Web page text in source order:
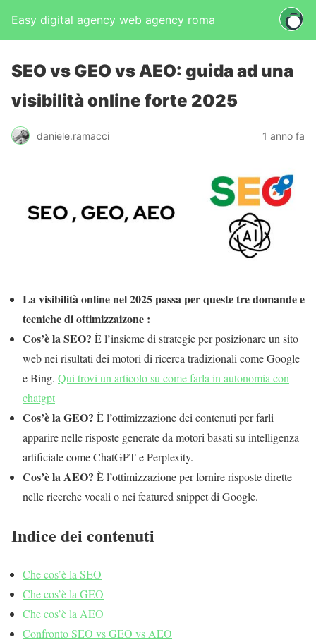
Easy digital agency web agency roma
SEO vs GEO vs AEO: guida ad una
visibilità online forte 2025
daniele.ramacci 1 anno fa
La visibilità online nel 2025 passa per queste tre domande e
tecniche di ottimizzaizone :
Cos’è la SEO? È l’insieme di strategie per posizionare un sito
web nei risultati dei motori di ricerca tradizionali come Google
e Bing. Qui trovi un articolo su come farla in autonomia con
chatgpt
Cos’è la GEO? È l’ottimizzazione dei contenuti per farli
apparire nelle risposte generate da motori basati su intelligenza
artificiale come ChatGPT e Perplexity.
Cos’è la AEO? È l’ottimizzazione per fornire risposte dirette
nelle ricerche vocali o nei featured snippet di Google.
Indice dei contenuti
Che cos’è la SEO
Che cos’è la GEO
Che cos’è la AEO
Confronto SEO vs GEO vs AEO